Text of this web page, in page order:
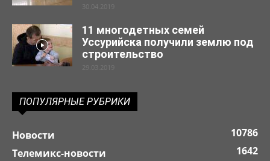
30.04.2019
11 многодетных семей
Уссурийска получили землю под
строительство
29.03.2019
ПОПУЛЯРНЫЕ РУБРИКИ
Новости
10786
Телемикс-новости
1642